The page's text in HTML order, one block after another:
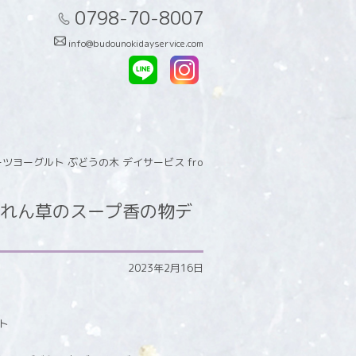
0798-70-8007
info@budounokidayservice.com
ヨーグルト ぶどうの木 デイサービス fro
ん草のスープ香の物デ
2023年2月16日